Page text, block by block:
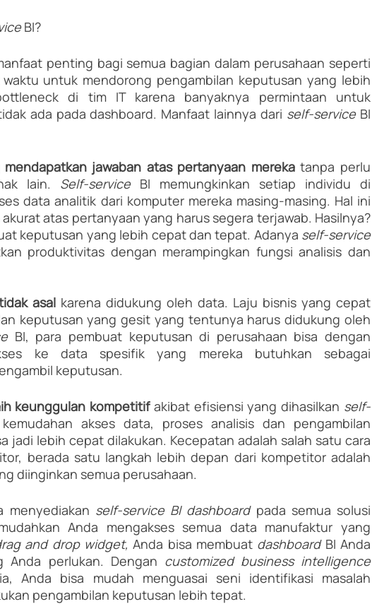
BI?
penting bagi semua bagian dalam perusahaan seperti
untuk mendorong pengambilan keputusan yang lebih
di tim IT karena banyaknya permintaan untuk
ada pada dashboard. Manfaat lainnya dari self-service BI
jawaban atas pertanyaan mereka tanpa perlu
lain. Self-service BI memungkinkan setiap individu di
data analitik dari komputer mereka masing-masing. Hal ini
atas pertanyaan yang harus segera terjawab. Hasilnya?
keputusan yang lebih cepat dan tepat. Adanya
self-service
produktivitas dengan merampingkan fungsi analisis dan
asal karena didukung oleh data. Laju bisnis yang cepat
keputusan yang gesit yang tentunya harus didukung oleh
BI, para pembuat keputusan di perusahaan bisa dengan
ke data spesifik yang mereka butuhkan sebagai
keputusan.
keunggulan kompetitif akibat efisiensi yang dihasilkan self-
kemudahan akses data, proses analisis dan pengambilan
jadi lebih cepat dilakukan. Kecepatan adalah salah satu cara
berada satu langkah lebih depan dari kompetitor adalah
diinginkan semua perusahaan.
menyediakan self-service BI dashboard pada semua solusi
Anda mengakses semua data manufaktur yang
and drop widget, Anda bisa membuat dashboard BI Anda
Anda perlukan. Dengan
customized business intelligence
Anda bisa mudah menguasai seni identifikasi masalah
pengambilan keputusan lebih tepat.